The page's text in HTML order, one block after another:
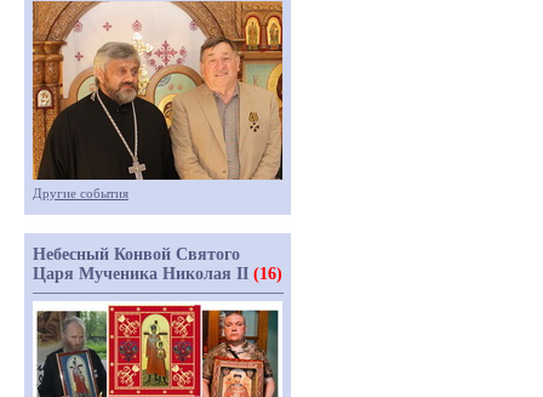
Другие события
Небесный Конвой Святого
Царя Мученика Николая II (16)